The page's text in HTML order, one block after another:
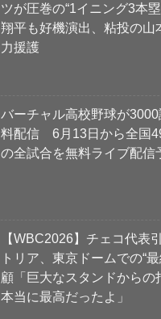
ツが圧巻の“1イニング3本
翔平も好機演出、粘投の山
力援護
バーチャル高校野球が
料配信 6月13日から全国
の全試合を無料ライブ配信
【WBC2026】チェコ代表
トリア、東京ドームでの“
顧「巨大なスタンドからの
本当に最高だったよ」